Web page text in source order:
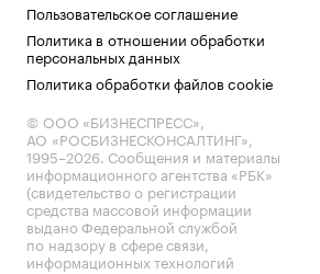
Пользовательское соглашение
Политика в отношении обработки
персональных данных
Политика обработки файлов cookie
© ООО «БИЗНЕСПРЕСС»,
АО «РОСБИЗНЕСКОНСАЛТИНГ»,
1995–2026. Сообщения и материалы
информационного агентства «РБК»
(свидетельство о регистрации
средства массовой информации
выдано Федеральной службой
по надзору в сфере связи,
информационных технологий